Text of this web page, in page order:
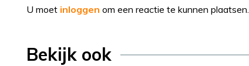
U moet inloggen om een reactie te kunnen plaatsen.
Bekijk ook